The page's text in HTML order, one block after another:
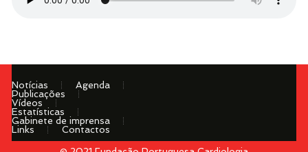
Notícias
Agenda
Publicações
Vídeos
Estatísticas
Gabinete de imprensa
Links
Contactos